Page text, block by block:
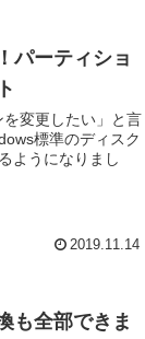
パーティショ
変更したい」と言
標準のディスク
ようになりまし
2019.11.14
も全部できま